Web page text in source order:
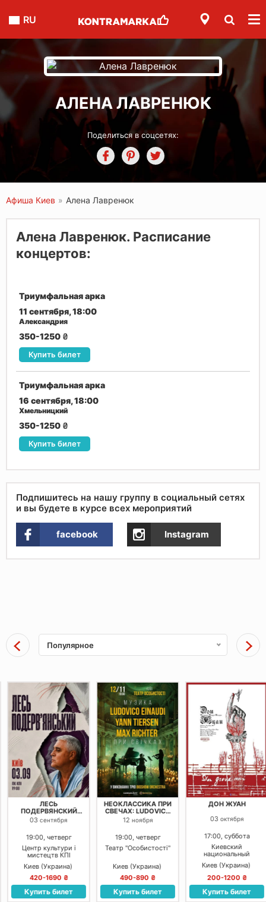
RU
АЛЕНА ЛАВРЕНЮК
Поделиться в соцсетях:
Афиша Киев » Алена Лавренюк
Алена Лавренюк. Расписание
концертов:
Триумфальная арка
11 сентября, 18:00
Александрия
350-1250 ₴
Купить билет
Триумфальная арка
16 сентября, 18:00
Хмельницкий
350-1250 ₴
Купить билет
Подпишитесь на нашу группу в социальный сетях
и вы будете в курсе всех мероприятий
facebook Instagram
Популярное
ЛЕСЬ
ПОДЕРВЯНСКИЙ
НОВЕЙШИЕ
РАССКАЗЫ
03сентября
19:00, четверг
Центр культури і
мистецтв КПІ
Киев (Украина)
420-1690 ₴
Купить билет
НЕОКЛАССИКА ПРИ
СВЕЧАХ: LUDOVICO
EINAUDI, YANN
TIERSEN, MAX
12ноября
19:00, четверг
Театр "Особистості"
Киев (Украина)
490-890 ₴
Купить билет
ДОН ЖУАН
03октября
17:00, суббота
Киевский
национальный
академический театр
оперетты
Киев (Украина)
200-1200 ₴
Купить билет